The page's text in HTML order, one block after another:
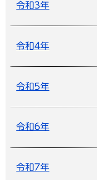
令和3年
令和4年
令和5年
令和6年
令和7年